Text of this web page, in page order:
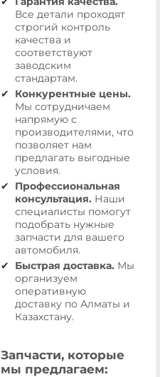
Все детали проходят
строгий контроль
качества и
соответствуют
заводским
стандартам.
Конкурентные цены.
Мы сотрудничаем
напрямую с
производителями, что
позволяет нам
предлагать выгодные
условия.
Профессиональная
консультация. Наши
специалисты помогут
подобрать нужные
запчасти для вашего
автомобиля.
Быстрая доставка. Мы
организуем
оперативную
доставку по Алматы и
Казахстану.
Запчасти, которые
мы предлагаем: